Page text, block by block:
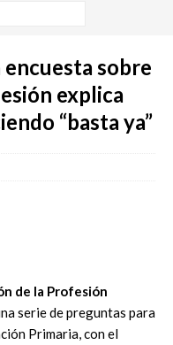
encuesta sobre
explica
“basta ya”
de la Profesión
serie de preguntas para
Primaria, con el